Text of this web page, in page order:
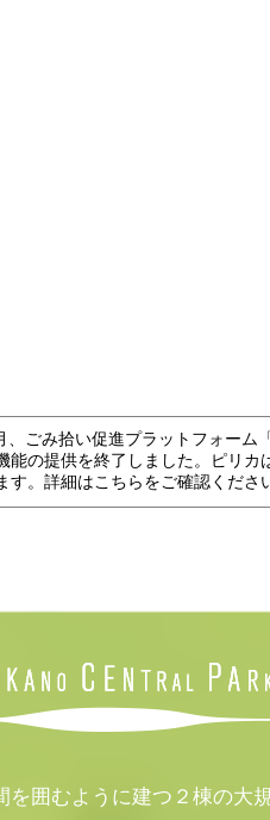
、ごみ拾い促進プラットフォーム
能の提供を終了しました。ピリカ
す。詳細はこちらをご確認くださ
を囲むように建つ２棟の大